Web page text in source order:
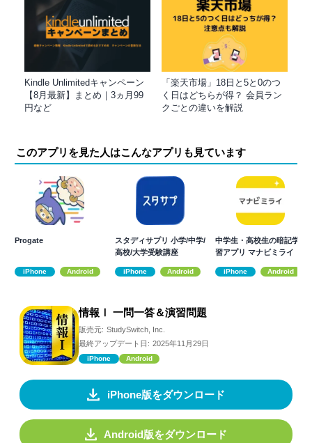
Kindle Unlimitedキャンペーン
【8月最新】まとめ｜3ヵ月99
円など
「楽天市場」18日と5と0のつ
く日はどちらが得？ 会員ラン
クごとの違いを解説
このアプリを見た人はこんなアプリも見ています
Progate
iPhone Android
スタディサプリ 小学/中学/
高校/大学受験講座
iPhone Android
中学生・高校生の暗記学
習アプリ マナビミライ
iPhone Android
情報Ⅰ 一問一答＆演習問題
販売元: StudySwitch, Inc.
最終アップデート日: 2025年11月29日
iPhone Android
iPhone版をダウンロード
Android版をダウンロード